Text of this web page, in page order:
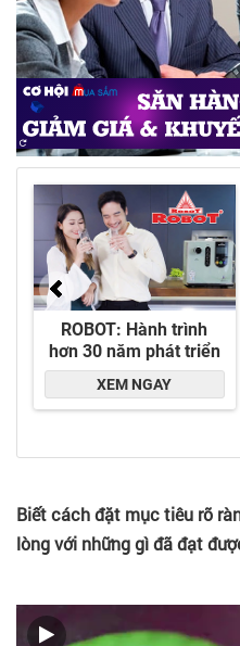
Biết cách đặt mục tiêu rõ
lòng với những gì đã đạt